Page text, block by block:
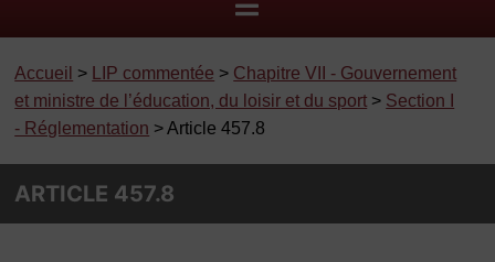
Accueil > LIP commentée > Chapitre VII - Gouvernement
et ministre de l’éducation, du loisir et du sport > Section I
- Réglementation > Article 457.8
ARTICLE 457.8